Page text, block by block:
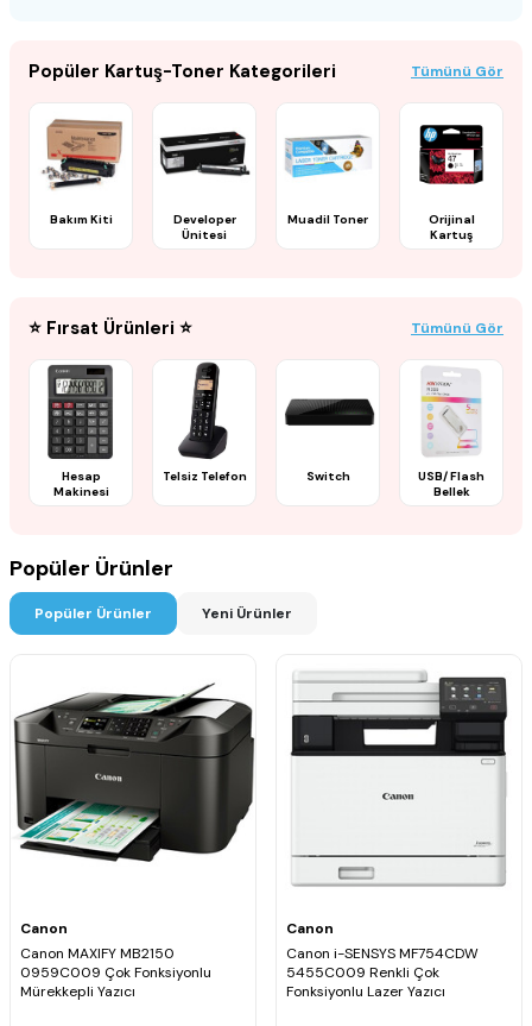
Popüler Kartuş-Toner Kategorileri Tümünü Gör
Bakım Kiti
Developer
Ünitesi
Muadil Toner
Orijinal
Kartuş
⭐ Fırsat Ürünleri ⭐ Tümünü Gör
Hesap
Makinesi
Telsiz Telefon Switch
USB/ Flash
Bellek
Popüler Ürünler
Popüler Ürünler Yeni Ürünler
Canon
Canon MAXIFY MB2150
0959C009 Çok Fonksiyonlu
Mürekkepli Yazıcı
Canon
Canon i-SENSYS MF754CDW
5455C009 Renkli Çok
Fonksiyonlu Lazer Yazıcı